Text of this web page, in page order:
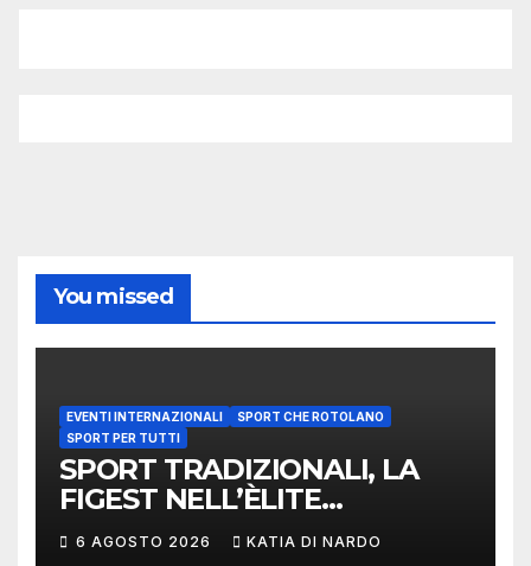
You missed
EVENTI INTERNAZIONALI
SPORT CHE ROTOLANO
SPORT PER TUTTI
SPORT TRADIZIONALI, LA
FIGEST NELL’ÈLITE
MONDIALE: LA
DELEGAZIONE ITALIANA
6 AGOSTO 2026 KATIA DI NARDO